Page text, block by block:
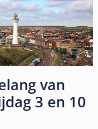
van
3 en 10